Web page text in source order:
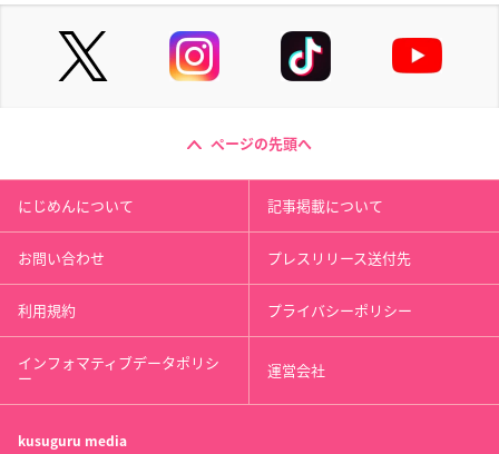
ページの先頭へ
にじめんについて 記事掲載について
お問い合わせ プレスリリース送付先
利用規約 プライバシーポリシー
インフォマティブデータポリシ
ー 運営会社
kusuguru media